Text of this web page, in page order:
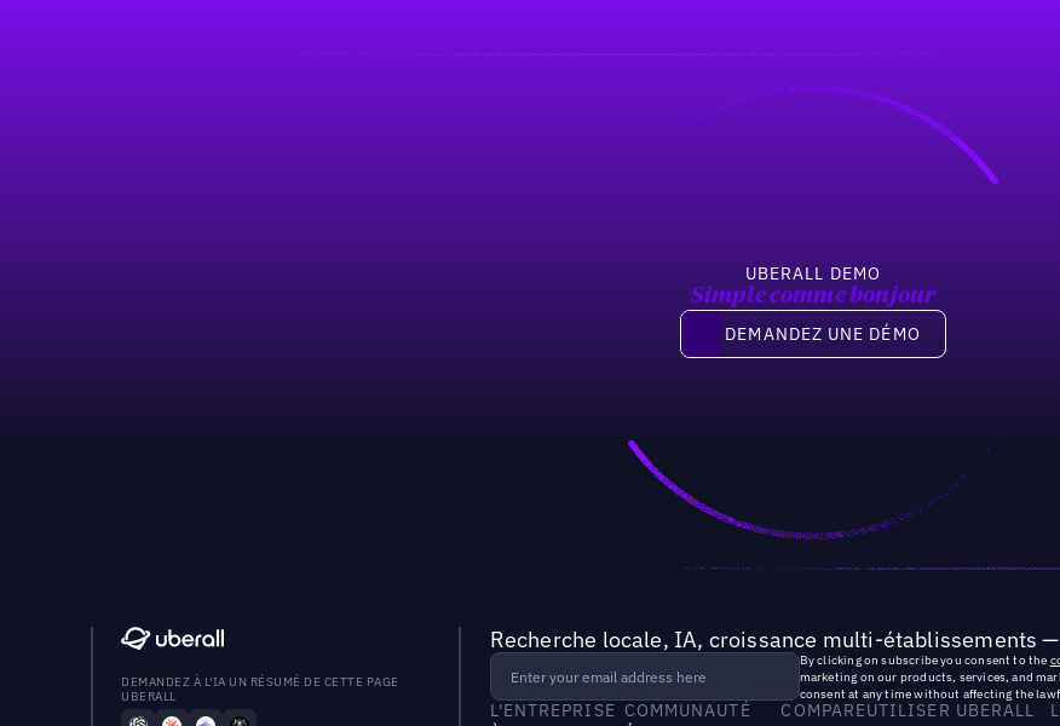
UBERALL DEMO
Simple comme bonjour
Demandez une démo
DEMANDEZ UNE DÉMO
DEMANDEZ À L'IA UN RÉSUMÉ DE CETTE PAGE
UBERALL
Recherche locale, IA, croissance multi-établissements
By clicking on subscribe you consent to the
marketing on our products, services, and
consent at any time without affecting the
L'ENTREPRISE COMMUNAUTÉ
COMPAREUTILISER UBERALL